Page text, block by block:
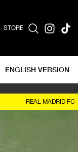
STORE
ENGLISH VERSION
REAL MADRID FC